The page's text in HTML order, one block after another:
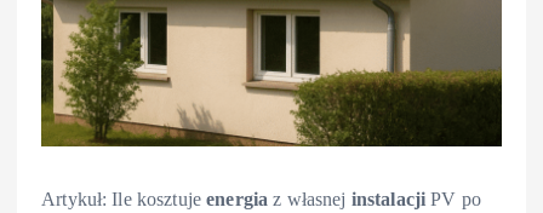
Artykuł: Ile kosztujeenergia z własnej instalacji PV po